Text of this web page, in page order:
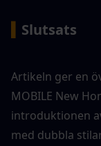
Slutsats
Artikeln ger en
MOBILE New
introduktionen
med dubbla